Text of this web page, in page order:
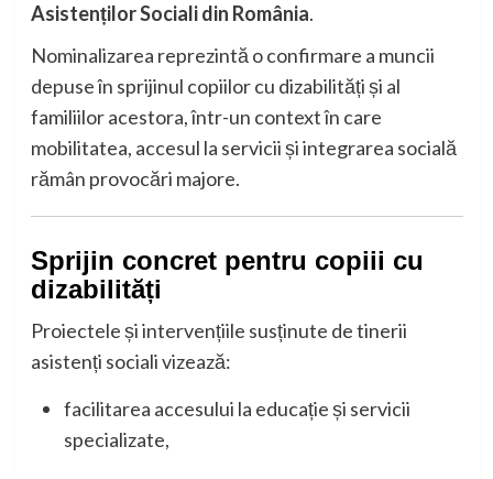
Asistenților Sociali din România.
Nominalizarea reprezintă o confirmare a muncii
depuse în sprijinul copiilor cu dizabilități și al
familiilor acestora, într-un context în care
mobilitatea, accesul la servicii și integrarea socială
rămân provocări majore.
Sprijin concret pentru copiii cu
dizabilități
Proiectele și intervențiile susținute de tinerii
asistenți sociali vizează:
facilitarea accesului la educație și servicii
specializate,